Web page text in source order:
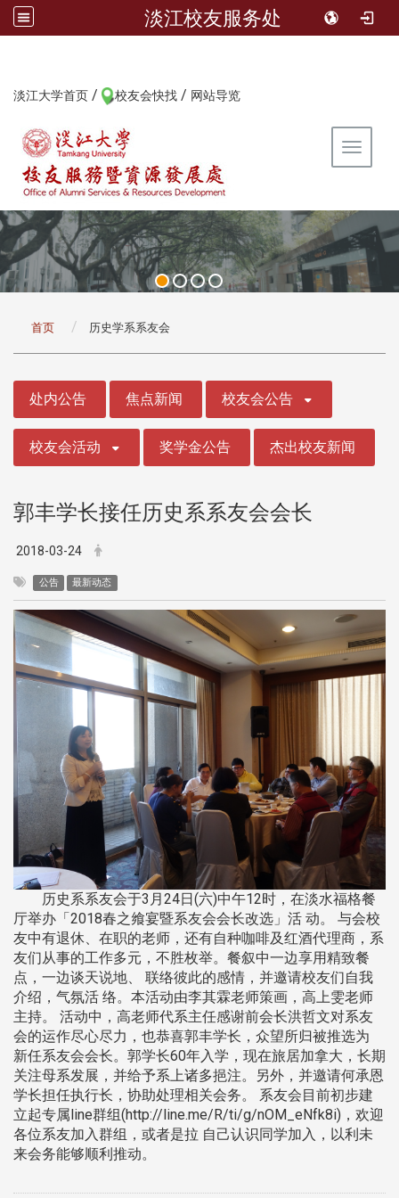
淡江校友服务处
淡江大学首页 / 校友会快找 / 网站导览
Toggle
首页 历史学系系友会
处内公告 焦点新闻 校友会公告
校友会活动 奖学金公告 杰出校友新闻
郭丰学长接任历史系系友会会长
2018-03-24
公告 最新动态
历史系系友会于3月24日(六)中午12时，在淡水福格餐
厅举办「2018春之飨宴暨系友会会长改选」活 动。 与会校
友中有退休、在职的老师，还有自种咖啡及红酒代理商，系
友们从事的工作多元，不胜枚举。餐叙中一边享用精致餐
点，一边谈天说地、 联络彼此的感情，并邀请校友们自我
介绍，气氛活 络。本活动由李其霖老师策画，高上雯老师
主持。 活动中，高老师代系主任感谢前会长洪哲文对系友
会的运作尽心尽力，也恭喜郭丰学长，众望所归被推选为
新任系友会会长。郭学长60年入学，现在旅居加拿大，长期
关注母系发展，并给予系上诸多挹注。另外，并邀请何承恩
学长担任执行长，协助处理相关会务。 系友会目前初步建
立起专属line群组(http://line.me/R/ti/g/nOM_eNfk8i)，欢迎
各位系友加入群组，或者是拉 自己认识同学加入，以利未
来会务能够顺利推动。